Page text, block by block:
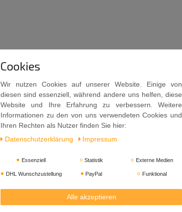
Cookies
Wir nutzen Cookies auf unserer Website. Einige von
diesen sind essenziell, während andere uns helfen, diese
Website und Ihre Erfahrung zu verbessern. Weitere
Informationen zu den von uns verwendeten Cookies und
Ihren Rechten als Nutzer finden Sie hier:
Daten­schutz­erklärung
Impressum
Essenziell Statistik Externe Medien
DHL Wunschzustellung PayPal Funktional
Alle akzeptieren